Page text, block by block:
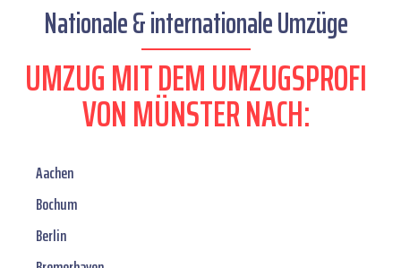
Nationale & internationale Umzüge
UMZUG MIT DEM UMZUGSPROFI
VON MÜNSTER NACH:
Aachen
Bochum
Berlin